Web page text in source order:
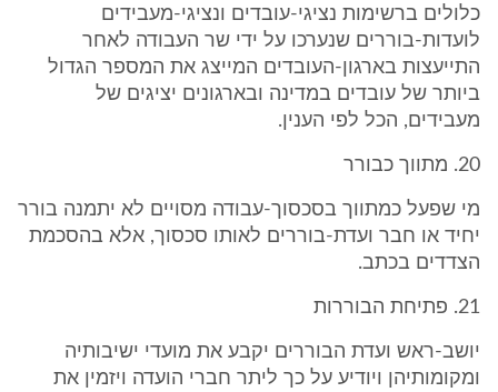
כלולים ברשימות נציגי-עובדים ונציגי-מעבידים
לועדות-בוררים שנערכו על ידי שר העבודה לאחר
התייעצות בארגון-העובדים המייצג את המספר הגדול
ביותר של עובדים במדינה ובארגונים יציגים של
מעבידים, הכל לפי הענין.
20. מתווך כבורר
מי שפעל כמתווך בסכסוך-עבודה מסויים לא יתמנה בורר
יחיד או חבר ועדת-בוררים לאותו סכסוך, אלא בהסכמת
הצדדים בכתב.
21. פתיחת הבוררות
יושב-ראש ועדת הבוררים יקבע את מועדי ישיבותיה
ומקומותיהן ויודיע על כך ליתר חברי הועדה ויזמין את